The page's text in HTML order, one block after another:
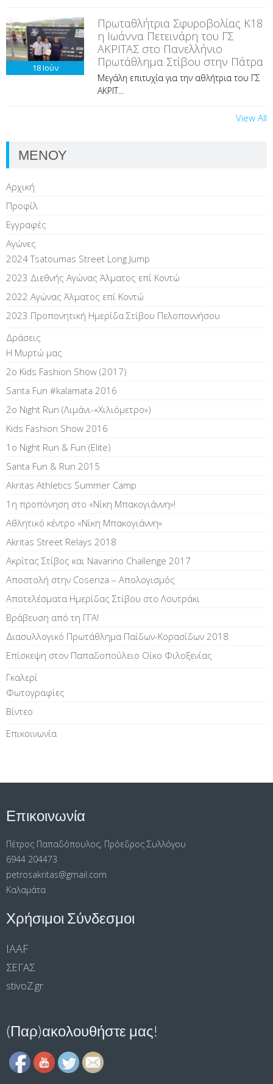
18Ιούν
Πρωταθλήτρια Σφυροβολίας Κ18
η Ιωάννα Πετεινάρη του ΓΣ
ΑΚΡΙΤΑΣ στο Πανελλήνιο
Πρωτάθλημα Στίβου στην Πάτρα
Μεγάλη επιτυχία για την αθλήτρια του ΓΣ
ΑΚΡΙΤ...
View All
ΜΕΝΟΥ
Αρχική
Προφίλ
Εγγραφές
Αγώνες
2024 Tsatoumas Street Long Jump
2023 Διεθνής Αγώνας Άλματος επί Kοντώ
2022 Αγώνας Άλματος επί Κοντώ
2023 Προπονητική Ημερίδα Στίβου Πελοποννήσου
Δράσεις
Η Μυρτώ μας
2ο Kids Fashion Show (2017)
Santa Fun #kalamata 2016
2ο Night Run (Λιμάνι-«Χιλιόμετρο»)
Kids Fashion Show 2016
1o Night Run & Fun (Elite)
Santa Fun & Run 2015
Akritas Athletics Summer Camp
1η προπόνηση στο «Νίκη Μπακογιάννη»!
Αθλητικό κέντρο «Νίκη Μπακογιάννη»
Akritas Street Relays 2018
Ακρίτας Στίβος και Navarino Challenge 2017
Αποστολή στην Cosenza – Απολογισμός
Αποτελέσματα Ημερίδας Στίβου στο Λουτράκι
Βράβευση από τη ΓΓΑ!
Διασυλλογικό Πρωτάθλημα Παίδων-Κορασίδων 2018
Επίσκεψη στον Παπαδοπούλειο Οίκο Φιλοξενίας
Γκαλερί
Φωτογραφίες
Βίντεο
Επικοινωνία
Επικοινωνία
Πέτρος Παπαδόπουλος, Πρόεδρος Συλλόγου
6944 204473
petrosakritas@gmail.com
Καλαμάτα
Χρήσιμοι Σύνδεσμοι
IAAF
ΣΕΓΑΣ
stivoΖ.gr
(Παρ)ακολουθήστε μας!